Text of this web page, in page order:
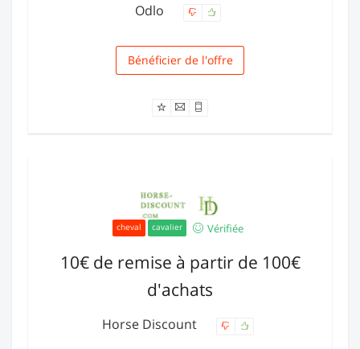
Odlo
Livraison
Bénéficier de l'offre
cheval cavalier Vérifiée
10€ de remise à partir de 100€
d'achats
Horse Discount